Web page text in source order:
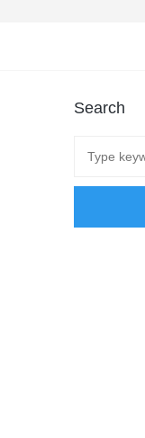
Search